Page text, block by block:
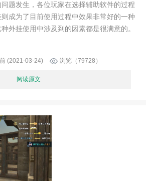
题发生，各位玩家在选择辅助软件的过程
成为了目前使用过程中效果非常好的一种
外挂使用中涉及到的因素都是很满意的。
(2021-03-24) 浏览（79728）
阅读原文